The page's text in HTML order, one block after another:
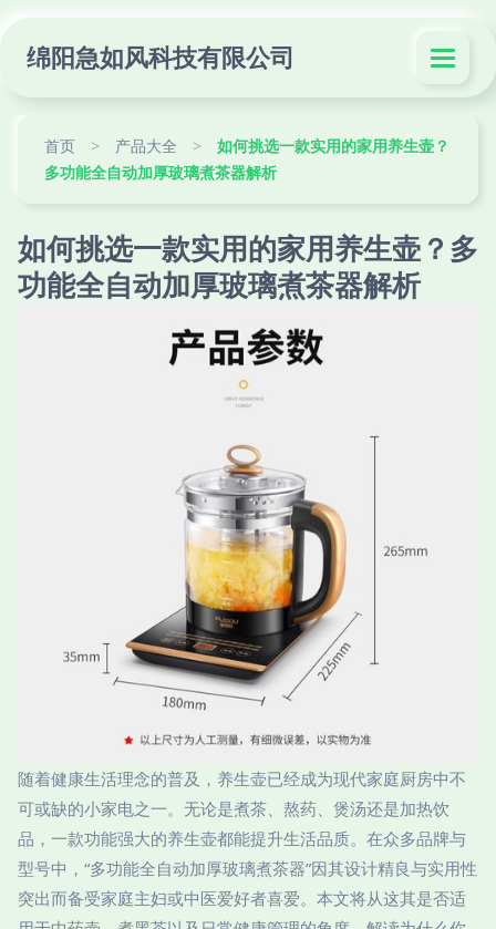
绵阳急如风科技有限公司
首页 > 产品大全 >
如何挑选一款实用的家用养生壶？
多功能全自动加厚玻璃煮茶器解析
如何挑选一款实用的家用养生壶？多
功能全自动加厚玻璃煮茶器解析
随着健康生活理念的普及，养生壶已经成为现代家庭厨房中不
可或缺的小家电之一。无论是煮茶、熬药、煲汤还是加热饮
品，一款功能强大的养生壶都能提升生活品质。在众多品牌与
型号中，“多功能全自动加厚玻璃煮茶器”因其设计精良与实用性
突出而备受家庭主妇或中医爱好者喜爱。本文将从这其是否适